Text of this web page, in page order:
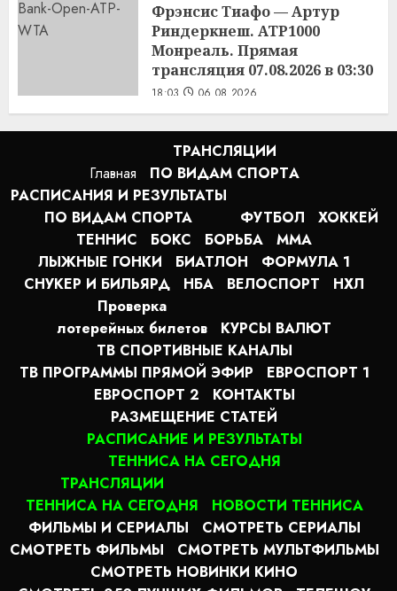
Фрэнсис Тиафо — Артур
Риндеркнеш. ATP1000
Монреаль. Прямая
трансляция 07.08.2026 в 03:30
18:03 06.08.2026
Главная
ТРАНСЛЯЦИИ
ПО ВИДАМ СПОРТA
РАСПИСАНИЯ И РЕЗУЛЬТАТЫ
ПО ВИДАМ СПОРТА
ФУТБОЛ
ХОККЕЙ
ТЕННИС
БОКС БОРЬБА
MMA
ЛЫЖНЫЕ ГОНКИ
БИАТЛОН
ФОРМУЛА 1
СНУКЕР И БИЛЬЯРД
НБА ВЕЛОСПОРТ
НХЛ
Проверка
лотерейных билетов
КУРСЫ ВАЛЮТ
ТВ СПОРТИВНЫЕ КАНАЛЫ
ТВ ПРОГРАММЫ ПРЯМОЙ ЭФИР
ЕВРОСПОРТ 1
ЕВРОСПОРТ 2
КОНТАКТЫ
РАЗМЕЩЕНИЕ СТАТЕЙ
РАСПИСАНИЕ И РЕЗУЛЬТАТЫ
ТЕННИСА НА СЕГОДНЯ
ТРАНСЛЯЦИИ
ТЕННИСА НА СЕГОДНЯ
НОВОСТИ ТЕННИСА
ФИЛЬМЫ И СЕРИАЛЫ
СМОТРЕТЬ СЕРИАЛЫ
СМОТРЕТЬ ФИЛЬМЫ
СМОТРЕТЬ МУЛЬТФИЛЬМЫ
СМОТРЕТЬ НОВИНКИ КИНО